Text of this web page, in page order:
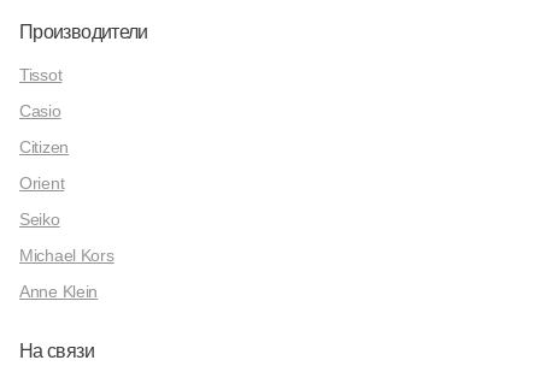
Производители
Tissot
Casio
Citizen
Orient
Seiko
Michael Kors
Anne Klein
На связи